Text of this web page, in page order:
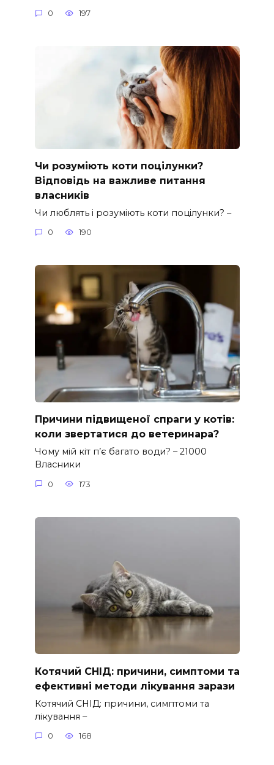
0 197
Чи розуміють коти поцілунки?
Відповідь на важливе питання
власників
Чи люблять і розуміють коти поцілунки? –
0 190
Причини підвищеної спраги у котів:
коли звертатися до ветеринара?
Чому мій кіт п’є багато води? – 21000
Власники
0 173
Котячий СНІД: причини, симптоми та
ефективні методи лікування зарази
Котячий СНІД: причини, симптоми та
лікування –
0 168